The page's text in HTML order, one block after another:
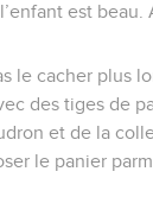
est beau.
le cacher plus
des tiges de
et de la
le panier